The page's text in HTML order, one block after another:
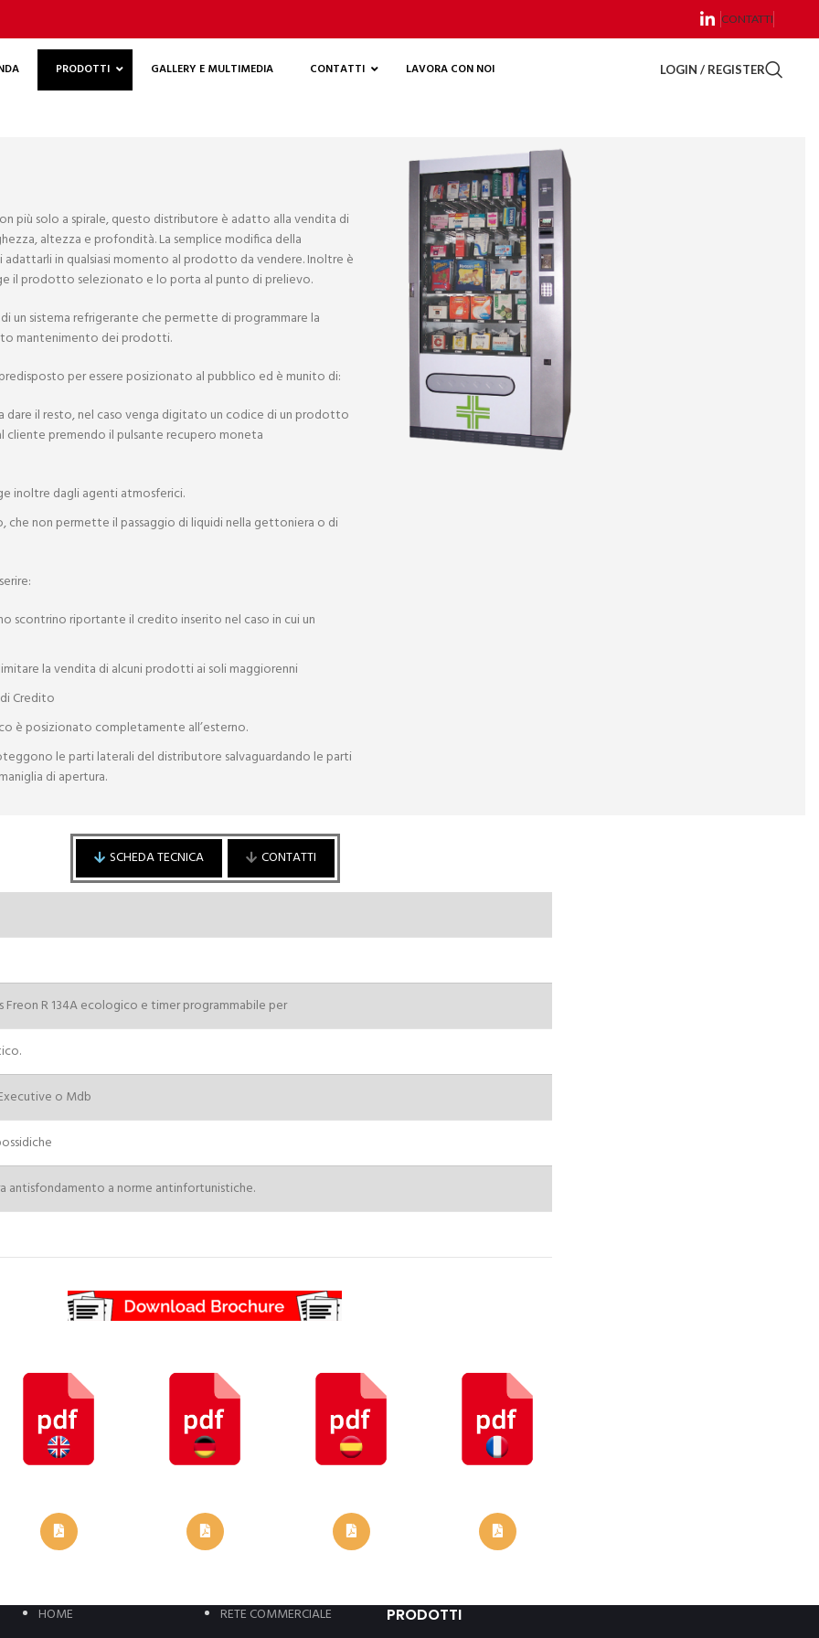
CONTATTI
PRODOTTI GALLERY E MULTIMEDIA CONTATTI LAVORA CON NOI LOGIN / REGISTER
più solo a spirale, questo distributore è adatto alla vendita di
altezza e profondità. La semplice modifica della
in qualsiasi momento al prodotto da vendere. Inoltre è
il prodotto selezionato e lo porta al punto di prelievo.
sistema refrigerante che permette di programmare la
mantenimento dei prodotti.
per essere posizionato al pubblico ed è munito di:
il resto, nel caso venga digitato un codice di un prodotto
premendo il pulsante recupero moneta
inoltre dagli agenti atmosferici.
che non permette il passaggio di liquidi nella gettoniera o di
scontrino riportante il credito inserito nel caso in cui un
la vendita di alcuni prodotti ai soli maggiorenni
Credito
è posizionato completamente all’esterno.
le parti laterali del distributore salvaguardando le parti
di apertura.
SCHEDA TECNICA CONTATTI
Freon R 134A ecologico e timer programmabile per
o Mdb
antisfondamento a norme antinfortunistiche.
Cognome
HOME
RETE COMMERCIALE
PRODOTTI